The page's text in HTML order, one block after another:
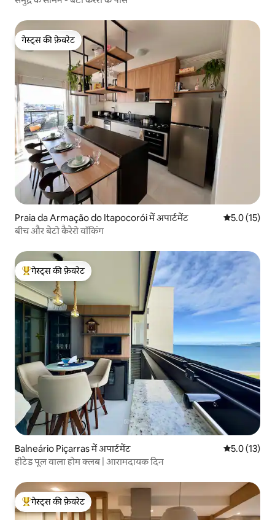
गेस्ट्स की फ़ेवरेट
गेस्ट्स की फ़ेवरेट
Praia da Armação do Itapocorói में अपार्टमेंट औसत रेटिंग 5
5.0 (15)
बीच और बेटो कैरेरो वॉकिंग
गेस्ट्स का टॉप फ़ेवरेट
गेस्ट्स की फ़ेवरेट
Balneário Piçarras में अपार्टमेंट औसत रेटिंग 5
5.0 (13)
हीटेड पूल वाला होम क्लब | आरामदायक दिन
गेस्ट्स का टॉप फ़ेवरेट
गेस्ट्स की फ़ेवरेट